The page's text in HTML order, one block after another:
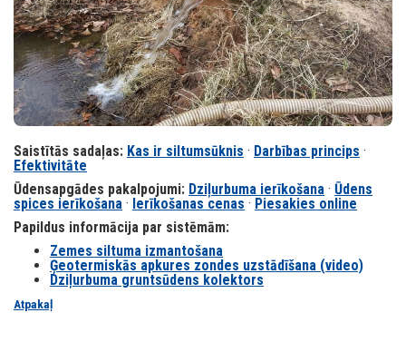
Saistītās sadaļas: Kas ir siltumsūknis · Darbības princips ·
Efektivitāte
Ūdensapgādes pakalpojumi: Dziļurbuma ierīkošana · Ūdens
spices ierīkošana · Ierīkošanas cenas · Piesakies online
Papildus informācija par sistēmām:
Zemes siltuma izmantošana
Ģeotermiskās apkures zondes uzstādīšana (video)
Dziļurbuma gruntsūdens kolektors
Atpakaļ